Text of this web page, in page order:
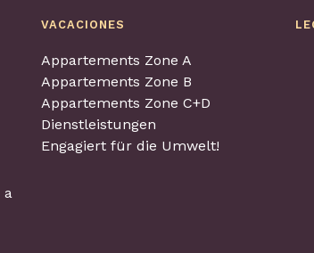
VACACIONES
Appartements Zone A
Appartements Zone B
Appartements Zone C+D
Dienstleistungen
Engagiert für die Umwelt!